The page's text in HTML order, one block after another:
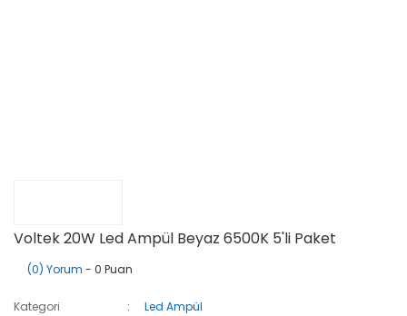
Voltek 20W Led Ampül Beyaz 6500K 5'li Paket
(0) Yorum - 0 Puan
Kategori
Led Ampül